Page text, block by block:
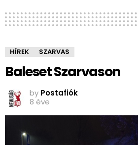
HÍREK SZARVAS
Baleset Szarvason
by Postafiók
8 éve